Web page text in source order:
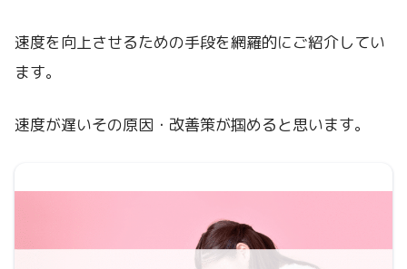
速度を向上させるための手段を網羅的にご紹介してい
ます。
速度が遅いその原因・改善策が掴めると思います。